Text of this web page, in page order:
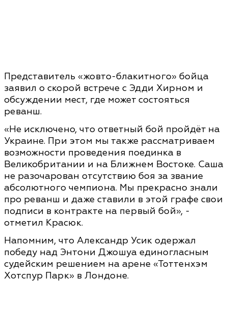
Представитель «жовто-блакитного» бойца
заявил о скорой встрече с Эдди Хирном и
обсуждении мест, где может состояться
реванш.
«Не исключено, что ответный бой пройдёт на
Украине. При этом мы также рассматриваем
возможности проведения поединка в
Великобритании и на Ближнем Востоке. Саша
не разочарован отсутствию боя за звание
абсолютного чемпиона. Мы прекрасно знали
про реванш и даже ставили в этой графе свои
подписи в контракте на первый бой», -
отметил Красюк.
Напомним, что Александр Усик одержал
победу над Энтони Джошуа единогласным
судейским решением на арене «Тоттенхэм
Хотспур Парк» в Лондоне.